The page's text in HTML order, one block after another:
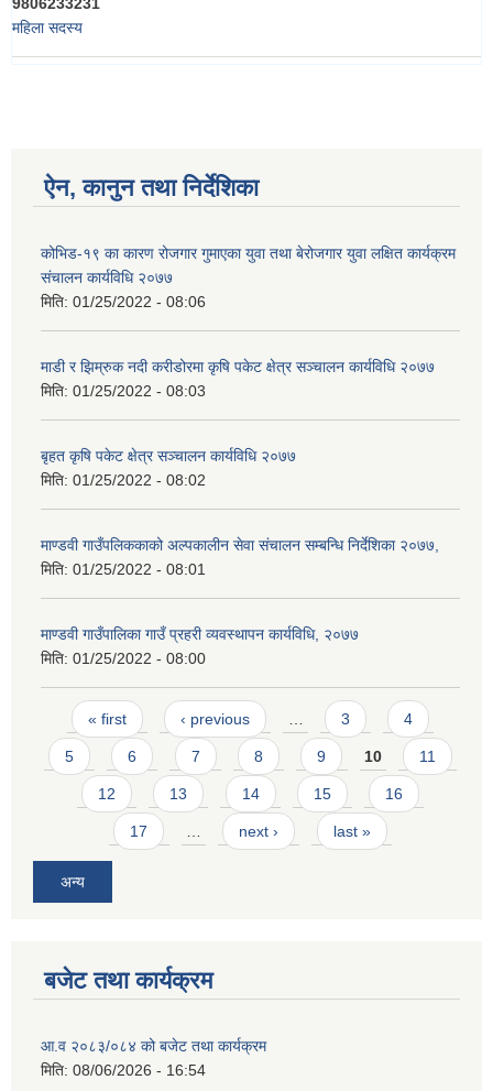
9806233231
महिला सदस्य
ऐन, कानुन तथा निर्देशिका
कोभिड-१९ का कारण रोजगार गुमाएका युवा तथा बेरोजगार युवा लक्षित कार्यक्रम
संचालन कार्यविधि २०७७
मिति: 01/25/2022 - 08:06
माडी र झिम्रुक नदी करीडोरमा कृषि पकेट क्षेत्र सञ्चालन कार्यविधि २०७७
मिति: 01/25/2022 - 08:03
बृहत कृषि पकेट क्षेत्र सञ्चालन कार्यविधि २०७७
मिति: 01/25/2022 - 08:02
माण्डवी गाउँपलिककाको अल्पकालीन सेवा संचालन सम्बन्धि निर्देशिका २०७७,
मिति: 01/25/2022 - 08:01
माण्डवी गाउँपालिका गाउँ प्रहरी व्यवस्थापन कार्यविधि, २०७७
मिति: 01/25/2022 - 08:00
Pages
« first ‹ previous 3 4
5 6 7 8 9 10 11
12 13 14 15 16
17 next › last »
अन्य
बजेट तथा कार्यक्रम
आ.व २०८३/०८४ को बजेट तथा कार्यक्रम
मिति: 08/06/2026 - 16:54